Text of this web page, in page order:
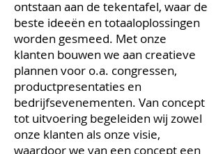
ontstaan aan de tekentafel, waar de
beste ideeën en totaaloplossingen
worden gesmeed. Met onze
klanten bouwen we aan creatieve
plannen voor o.a. congressen,
productpresentaties en
bedrijfsevenementen. Van concept
tot uitvoering begeleiden wij zowel
onze klanten als onze visie,
waardoor we van een concept een